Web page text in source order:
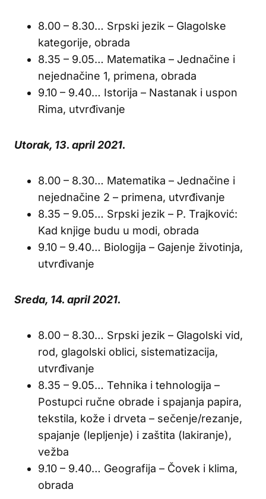
8.00 – 8.30… Srpski jezik – Glagolske
kategorije, obrada
8.35 – 9.05… Matematika – Jednačine i
nejednačine 1, primena, obrada
9.10 – 9.40… Istorija – Nastanak i uspon
Rima, utvrđivanje
Utorak, 13. april 2021.
8.00 – 8.30… Matematika – Jednačine i
nejednačine 2 – primena, utvrđivanje
8.35 – 9.05… Srpski jezik – P. Trajković:
Kad knjige budu u modi, obrada
9.10 – 9.40… Biologija – Gajenje životinja,
utvrđivanje
Sreda, 14. april 2021.
8.00 – 8.30… Srpski jezik – Glagolski vid,
rod, glagolski oblici, sistematizacija,
utvrđivanje
8.35 – 9.05… Tehnika i tehnologija –
Postupci ručne obrade i spajanja papira,
tekstila, kože i drveta – sečenje/rezanje,
spajanje (lepljenje) i zaštita (lakiranje),
vežba
9.10 – 9.40… Geografija – Čovek i klima,
obrada